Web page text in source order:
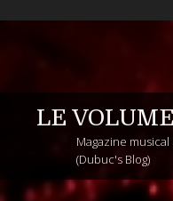
LE
Magazine
(Dubuc's Blog)